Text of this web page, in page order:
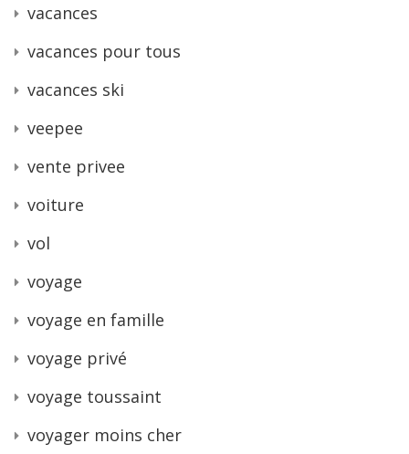
vacances
vacances pour tous
vacances ski
veepee
vente privee
voiture
vol
voyage
voyage en famille
voyage privé
voyage toussaint
voyager moins cher